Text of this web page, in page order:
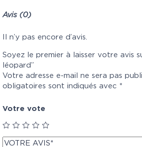
Avis (0)
Il n’y pas encore d’avis.
Soyez le premier à laisser votre avis
léopard”
Votre adresse e-mail ne sera pas
obligatoires sont indiqués avec *
Votre vote